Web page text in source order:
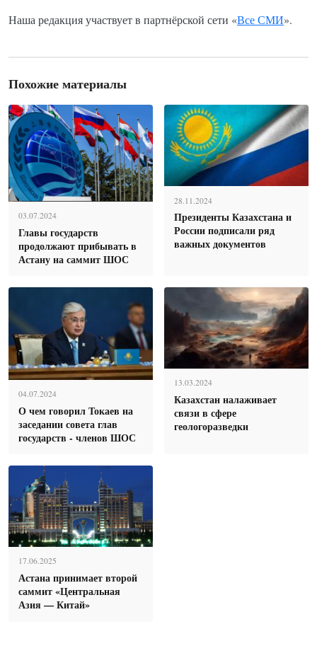
Наша редакция участвует в партнёрской сети «Все СМИ».
Похожие материалы
03.07.2024
Главы государств
продолжают прибывать в
Астану на саммит ШОС
28.11.2024
Президенты Казахстана и
России подписали ряд
важных документов
04.07.2024
О чем говорил Токаев на
заседании совета глав
государств - членов ШОС
13.03.2024
Казахстан налаживает
связи в сфере
геологоразведки
17.06.2025
Астана принимает второй
саммит «Центральная
Азия — Китай»